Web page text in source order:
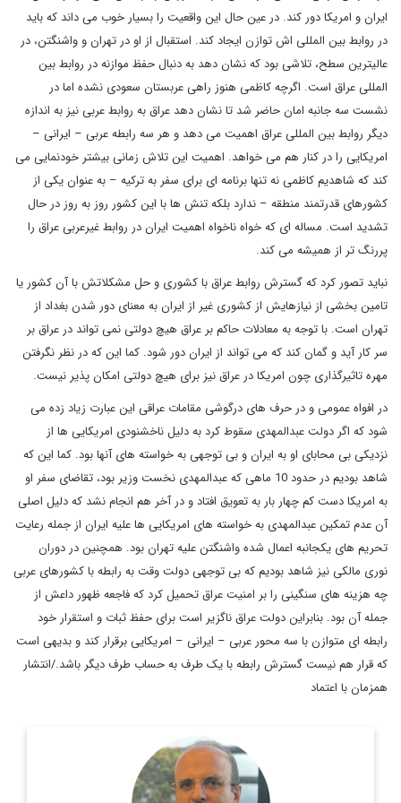
ایران و امریکا دور کند. در عین حال این واقعیت را بسیار خوب می داند که باید
در روابط بین المللی اش توازن ایجاد کند. استقبال از او در تهران و واشنگتن، در
عالیترین سطح، تلاشی بود که نشان دهد به دنبال حفظ موازنه در روابط بین
المللی عراق است. اگرچه کاظمی هنوز راهی عربستان سعودی نشده اما در
نشست سه جانبه امان حاضر شد تا نشان دهد عراق به روابط عربی نیز به اندازه
دیگر روابط بین المللی عراق اهمیت می دهد و هر سه رابطه عربی – ایرانی –
امریکایی را در کنار هم می خواهد. اهمیت این تلاش زمانی بیشتر خودنمایی می
کند که شاهدیم کاظمی نه تنها برنامه ای برای سفر به ترکیه – به عنوان یکی از
کشورهای قدرتمند منطقه – ندارد بلکه تنش ها با این کشور روز به روز در حال
تشدید است. مساله ای که خواه ناخواه اهمیت ایران در روابط غیرعربی عراق را
پررنگ تر از همیشه می کند.
نباید تصور کرد که گسترش روابط عراق با کشوری و حل مشکلاتش با آن کشور یا
تامین بخشی از نیازهایش از کشوری غیر از ایران به معنای دور شدن بغداد از
تهران است. با توجه به معادلات حاکم بر عراق هیچ دولتی نمی تواند در عراق بر
سر کار آید و گمان کند که می تواند از ایران دور شود. کما این که در نظر نگرفتن
مهره تاثیرگذاری چون امریکا در عراق نیز برای هیچ دولتی امکان پذیر نیست.
در افواه عمومی و در حرف های درگوشی مقامات عراقی این عبارت زیاد زده می
شود که اگر دولت عبدالمهدی سقوط کرد به دلیل ناخشنودی امریکایی ها از
نزدیکی بی محابای او به ایران و بی توجهی به خواسته های آنها بود. کما این که
شاهد بودیم در حدود 10 ماهی که عبدالمهدی نخست وزیر بود، تقاضای سفر او
به امریکا دست کم چهار بار به تعویق افتاد و در آخر هم انجام نشد که دلیل اصلی
آن عدم تمکین عبدالمهدی به خواسته های امریکایی ها علیه ایران از جمله رعایت
تحریم های یکجانبه اعمال شده واشنگتن علیه تهران بود. همچنین در دوران
نوری مالکی نیز شاهد بودیم که بی توجهی دولت وقت به رابطه با کشورهای عربی
چه هزینه های سنگینی را بر امنیت عراق تحمیل کرد که فاجعه ظهور داعش از
جمله آن بود. بنابراین دولت عراق ناگزیر است برای حفظ ثبات و استقرار خود
رابطه ای متوازن با سه محور عربی – ایرانی – امریکایی برقرار کند و بدیهی است
که قرار هم نیست گسترش رابطه با یک طرف به حساب طرف دیگر باشد./انتشار
همزمان با اعتماد
روزنامه نگار، نویسنده، مترجم و سردبیر دیپلماسی ایرانی.